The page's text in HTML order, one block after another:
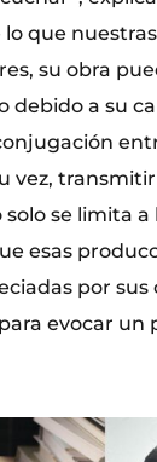
que
su obra
debido a su
vez,
se limita
esas
por
evocar un